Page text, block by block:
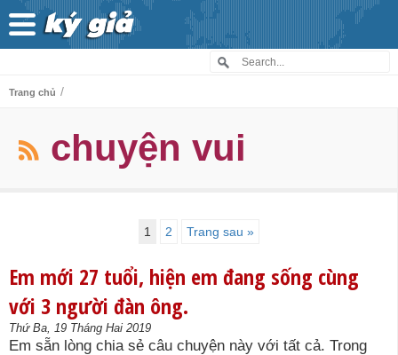
Trang chủ /
chuyện vui
1 2 Trang sau »
Em mới 27 tuổi, hiện em đang sống cùng
với 3 người đàn ông.
Thứ Ba, 19 Tháng Hai 2019
Em sẵn lòng chia sẻ câu chuyện này với tất cả. Trong